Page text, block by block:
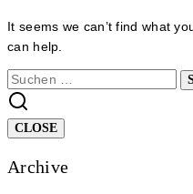
It seems we can’t find what
can help.
Suchen
nach:
CLOSE
Archive